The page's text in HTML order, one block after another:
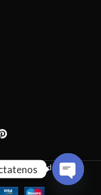
reservados